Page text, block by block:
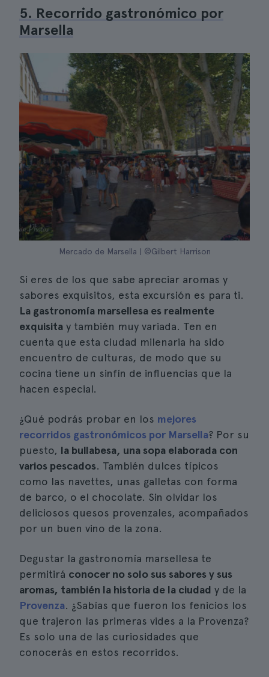
5. Recorrido gastronómico por
Marsella
Mercado de Marsella | ©Gilbert Harrison
Si eres de los que sabe apreciar aromas y
sabores exquisitos, esta excursión es para ti.
La gastronomía marsellesa es realmente
exquisita y también muy variada. Ten en
cuenta que esta ciudad milenaria ha sido
encuentro de culturas, de modo que su
cocina tiene un sinfín de influencias que la
hacen especial.
¿Qué podrás probar en los mejores
recorridos gastronómicos por Marsella? Por su
puesto, la bullabesa, una sopa elaborada con
varios pescados. También dulces típicos
como las navettes, unas galletas con forma
de barco, o el chocolate. Sin olvidar los
deliciosos quesos provenzales, acompañados
por un buen vino de la zona.
Degustar la gastronomía marsellesa te
permitirá conocer no solo sus sabores y sus
aromas, también la historia de la ciudad y de la
Provenza. ¿Sabías que fueron los fenicios los
que trajeron las primeras vides a la Provenza?
Es solo una de las curiosidades que
conocerás en estos recorridos.